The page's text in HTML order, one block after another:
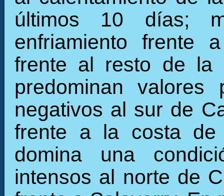
últimos 10 días;
enfriamiento frente
frente al resto de la
predominan
negativos al sur de
frente a la costa de
domina una
intensos al norte de